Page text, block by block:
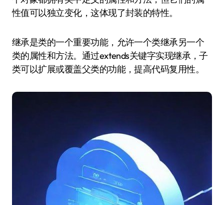
性值可以独立变化，这体现了封装的特性。
继承是类的一个重要功能，允许一个类继承另一个
类的属性和方法。通过extends关键字实现继承，子
类可以扩展或覆盖父类的功能，提高代码复用性。